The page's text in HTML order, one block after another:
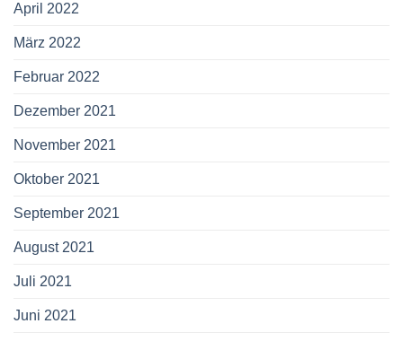
April 2022
März 2022
Februar 2022
Dezember 2021
November 2021
Oktober 2021
September 2021
August 2021
Juli 2021
Juni 2021